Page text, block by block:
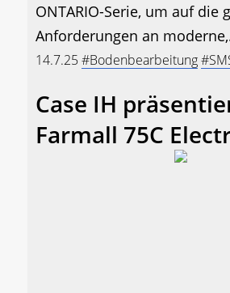
ONTARIO-Serie, um auf die
Anforderungen an
14.7.25#Bodenbearbeitung
Case IH
Farmall 75C